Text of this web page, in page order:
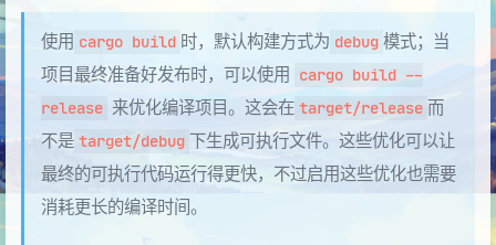
使用 cargo build 时，默认构建方式为 debug 模式；当
项目最终准备好发布时，可以使用
cargo build --
release 来优化编译项目。这会在 target/release 而
不是 target/debug 下生成可执行文件。这些优化可以让
最终的可执行代码运行得更快，不过启用这些优化也需要
消耗更长的编译时间。